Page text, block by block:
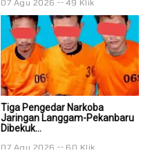
07 Agu 2026 49 Klik
Tiga Pengedar Narkoba
Jaringan Langgam-Pekanbaru
Dibekuk...
07 Agu 2026 60 Klik